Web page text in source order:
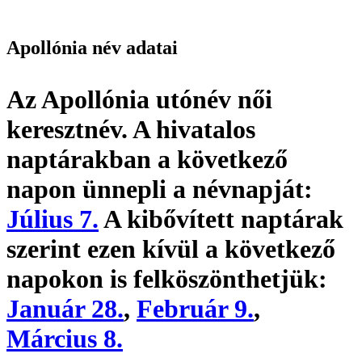
Apollónia név adatai
Az Apollónia utónév női
keresztnév. A hivatalos
naptárakban a következő
napon ünnepli a névnapját:
Július 7.A kibővített naptárak
szerint ezen kívül a következő
napokon is felköszönthetjük:
Január 28., Február 9.,
Március 8.